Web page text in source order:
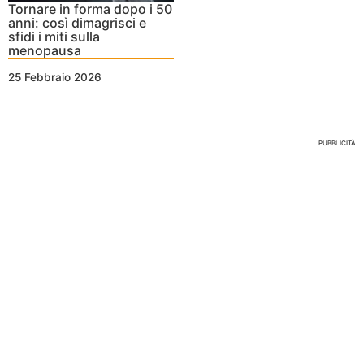
Tornare in forma dopo i 50
anni: così dimagrisci e
sfidi i miti sulla
menopausa
25 Febbraio 2026
PUBBLICITÀ